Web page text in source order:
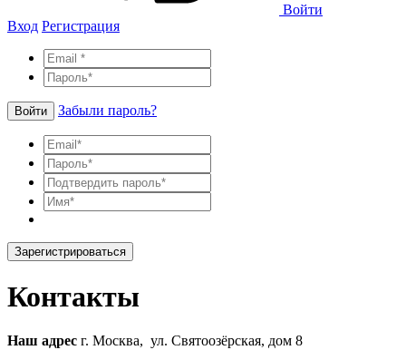
Войти
Вход Регистрация
Войти Забыли пароль?
Зарегистрироваться
Контакты
Наш адрес г. Москва, ул. Святоозёрская, дом 8